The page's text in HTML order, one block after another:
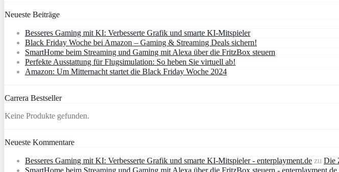
Neueste Beiträge
Besseres Gaming mit KI: Verbesserte Grafik und smarte KI-Mitspieler
Black Friday Woche bei Amazon – Gaming & Streaming Deals sichern!
SmartHome beim Streaming und Gaming mit Alexa über die FritzBox steuern
Perfekte Ausstattung für Flugsimulation: So heben Sie virtuell ab!
Amazon: Um Mitternacht startet die Black Friday Woche 2024
Carrera Bestseller
Keine Produkte gefunden.
Neueste Kommentare
Besseres Gaming mit KI: Verbesserte Grafik und smarte KI-Mitspieler - enterplayment.de zu Die